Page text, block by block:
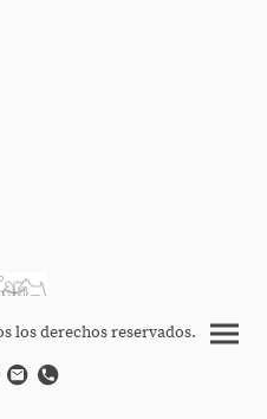
los derechos reservados.